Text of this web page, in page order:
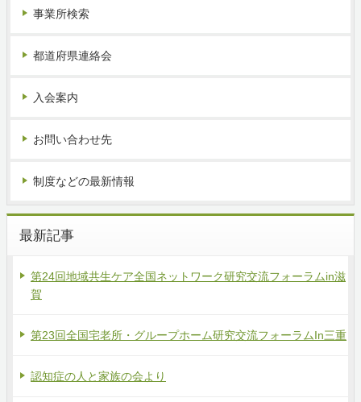
事業所検索
都道府県連絡会
入会案内
お問い合わせ先
制度などの最新情報
最新記事
第24回地域共生ケア全国ネットワーク研究交流フォーラムin滋
賀
第23回全国宅老所・グループホーム研究交流フォーラムIn三重
認知症の人と家族の会より